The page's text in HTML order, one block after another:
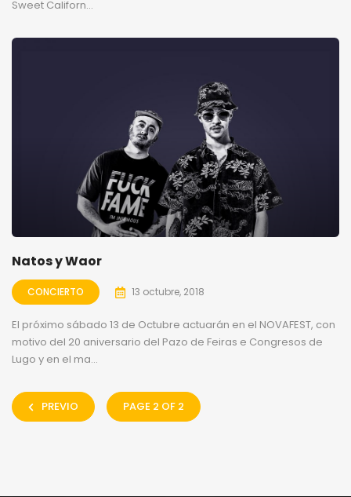
Sweet Californ...
Natos y Waor
CONCIERTO 13 octubre, 2018
El próximo sábado 13 de Octubre actuarán en el NOVAFEST, con
motivo del 20 aniversario del Pazo de Feiras e Congresos de
Lugo y en el ma...
PREVIO PAGE 2 OF 2